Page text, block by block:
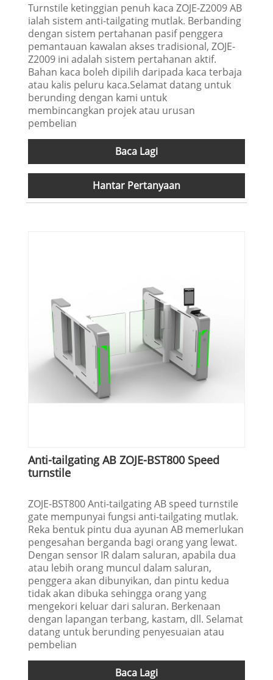
Turnstile ketinggian penuh kaca ZOJE-Z2009 AB
ialah sistem anti-tailgating mutlak. Berbanding
dengan sistem pertahanan pasif penggera
pemantauan kawalan akses tradisional, ZOJE-
Z2009 ini adalah sistem pertahanan aktif.
Bahan kaca boleh dipilih daripada kaca terbaja
atau kalis peluru kaca.Selamat datang untuk
berunding dengan kami untuk
membincangkan projek atau urusan
pembelian
Baca Lagi
Hantar Pertanyaan
Anti-tailgating AB ZOJE-BST800 Speed ​​
turnstile
ZOJE-BST800 Anti-tailgating AB speed turnstile
gate mempunyai fungsi anti-tailgating mutlak.
Reka bentuk pintu dua ayunan AB memerlukan
pengesahan berganda bagi orang yang lewat.
Dengan sensor IR dalam saluran, apabila dua
atau lebih orang muncul dalam saluran,
penggera akan dibunyikan, dan pintu kedua
tidak akan dibuka sehingga orang yang
mengekori keluar dari saluran. Berkenaan
dengan lapangan terbang, kastam, dll. Selamat
datang untuk berunding penyesuaian atau
pembelian
Baca Lagi